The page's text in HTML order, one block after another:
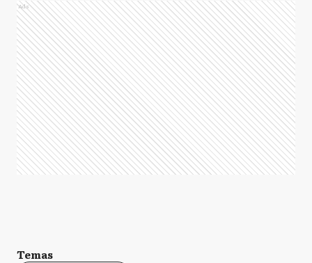
Ads
Temas